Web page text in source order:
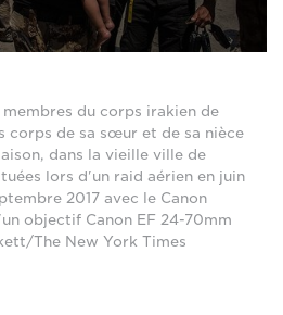
du corps irakien de
corps de sa sœur et de sa nièce
dans la vieille ville de
lors d'un raid aérien en juin
2017 avec le Canon
objectif Canon EF 24-70mm
The New York Times